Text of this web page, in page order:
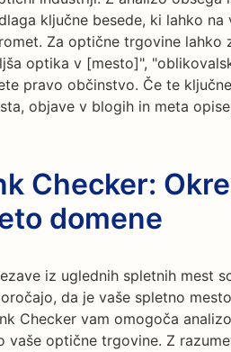
ključne besede, ki lahko
Za optične trgovine lahko
optika v [mesto]",
pravo občinstvo. Če te
objave v blogih in meta
Checker:
domene
iz uglednih spletnih mest
da je vaše spletno
Checker vam omogoča
vaše optične trgovine. Z